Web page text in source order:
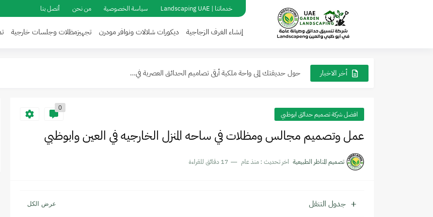
خدماتنا | Landscaping UAE سياسة الخصوصية من نحن أتصل بنا
إنشاء الغرف الزجاجية ديكورات شلالات ونوافر مودرن تجهيزمظلات وجلسات خارجية
أخر الاخبار
تنسيق حدائق الفلل لاندسكيب ديكورات خارجية في ابوظبي - أفضل...
عمل جلسات خارجية مع مظلات في ابوظبي والعين ما يجعل...
دليل تنسيق حدائق منزلية مودرن في ابوظي 2026: أفكار ديكورات...
افضل شركة تصميم حدائق ابوظبي
0
عمل وتصميم مجالس ومظلات في ساحه المنزل الخارجيه في العين وابوظبي
تصميم المناظر الطبيعية اخر تحديث : منذ عام 17 دقائق للقراءة
جدول التنقل